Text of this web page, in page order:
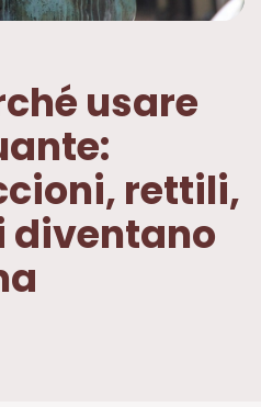
usare
rettili,
diventano